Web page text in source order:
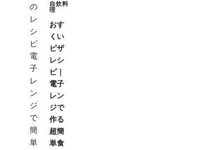
自炊料
理
おす
くい
ピザ
レシ
ピ｜
電子
レン
ジで
作る
超簡
単食